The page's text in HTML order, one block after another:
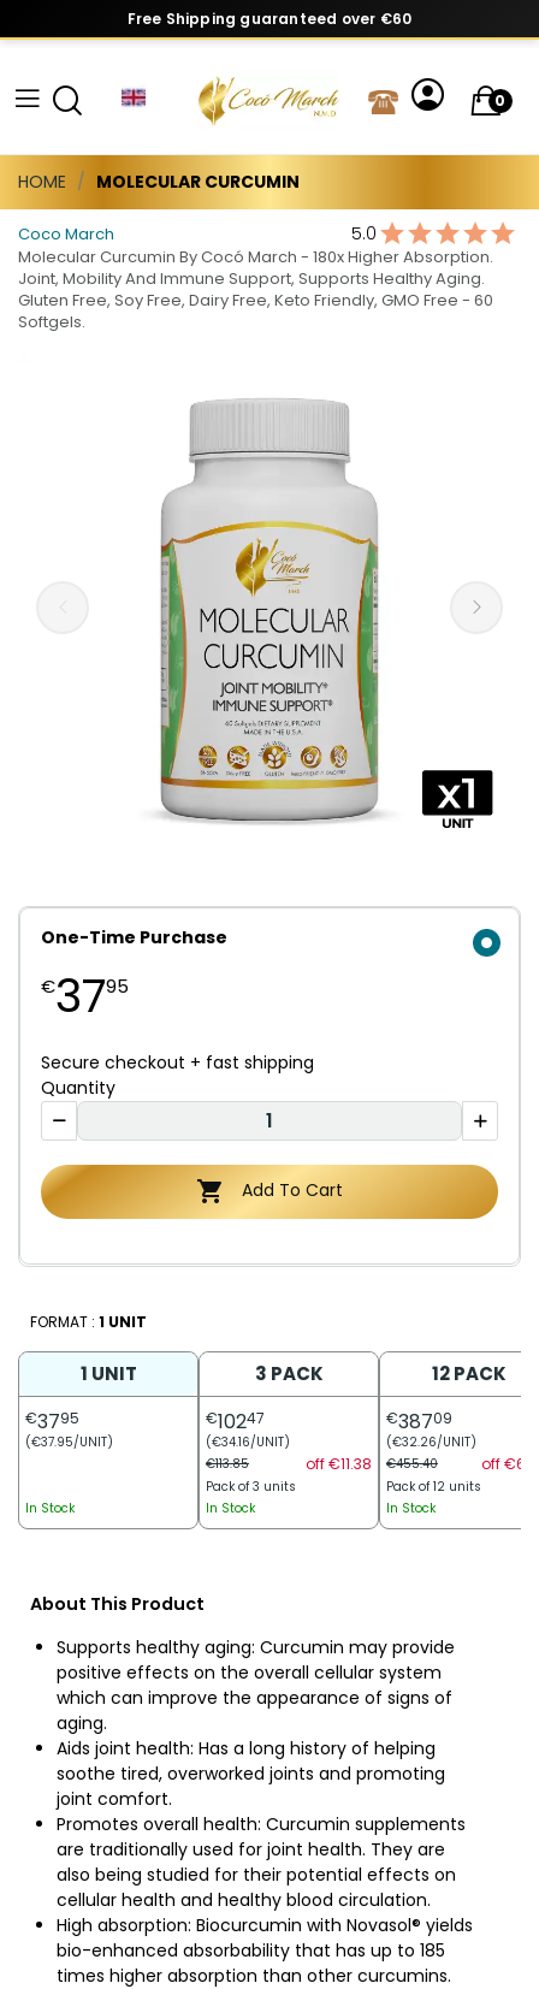
Free Shipping guaranteed over €60
0
HOME MOLECULAR CURCUMIN
Coco March 5.0
Molecular Curcumin By Cocó March - 180x Higher Absorption.
Joint, Mobility And Immune Support, Supports Healthy Aging.
Gluten Free, Soy Free, Dairy Free, Keto Friendly, GMO Free - 60
Softgels.
One-Time Purchase
€3795
Secure checkout + fast shipping
Quantity
 Add To Cart
FORMAT : 1 UNIT
1 UNIT
€3795
(€37.95/UNIT)
In Stock
3 PACK
€10247
(€34.16/UNIT)
€113.85
off €11.38
Pack of 3 units
In Stock
12 PACK
€38709
(€32.26/UNIT)
€455.40
off
Pack of 12 units
In Stock
About This Product
Supports healthy aging: Curcumin may provide
positive effects on the overall cellular system
which can improve the appearance of signs of
aging.
Aids joint health: Has a long history of helping
soothe tired, overworked joints and promoting
joint comfort.
Promotes overall health: Curcumin supplements
are traditionally used for joint health. They are
also being studied for their potential effects on
cellular health and healthy blood circulation.
High absorption: Biocurcumin with Novasol® yields
bio-enhanced absorbability that has up to 185
times higher absorption than other curcumins.